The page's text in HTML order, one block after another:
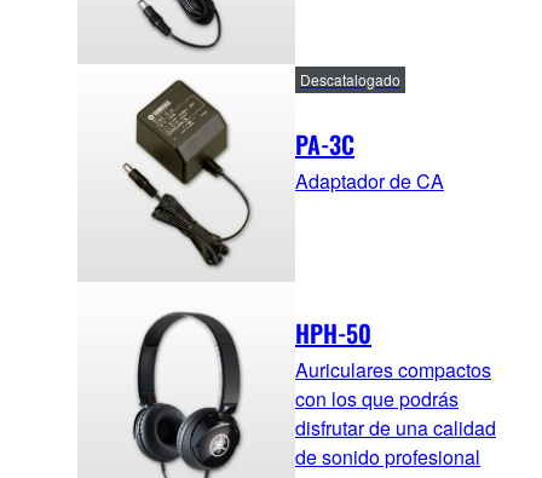
PA-3C
Descatalogado
Adaptador de CA
HPH-50
Auriculares compactos
con los que podrás
disfrutar de una calidad
de sonido profesional